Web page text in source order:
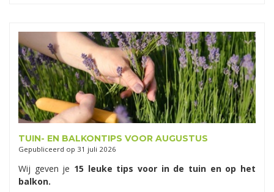
TUIN- EN BALKONTIPS VOOR AUGUSTUS
Gepubliceerd op 31 juli 2026
Wij geven je 15 leuke tips voor in de tuin en op het
balkon.